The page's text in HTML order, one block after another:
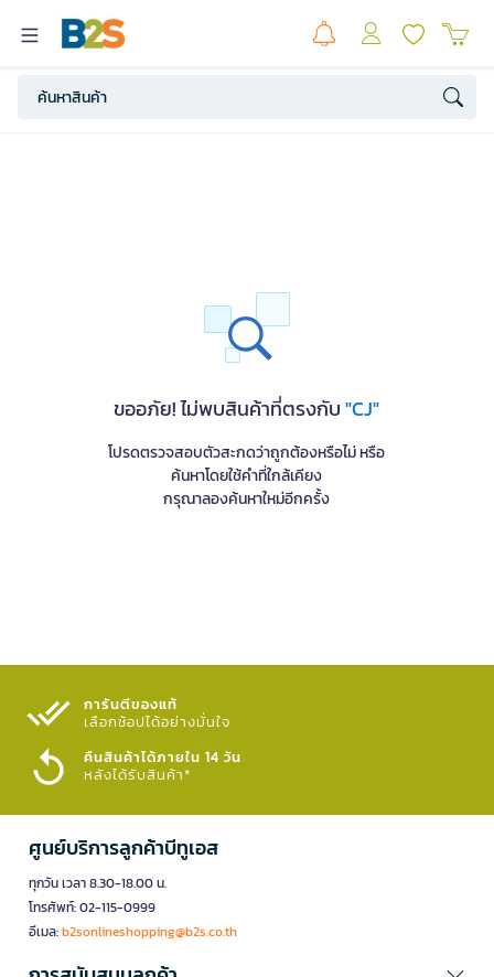
ขออภัย! ไม่พบสินค้าที่ตรงกับ"CJ"
โปรดตรวจสอบตัวสะกดว่าถูกต้องหรือไม่ หรือ
ค้นหาโดยใช้คำที่ใกล้เคียง
กรุณาลองค้นหาใหม่อีกครั้ง
การันตีของแท้
เลือกช้อปได้อย่างมั่นใจ​
คืนสินค้าได้ภายใน 14 วัน
หลังได้รับสินค้า*
ศูนย์บริการลูกค้าบีทูเอส
ทุกวัน เวลา 8.30-18.00 น.
โทรศัพท์: 02-115-0999
อีเมล:b2sonlineshopping@b2s.co.th